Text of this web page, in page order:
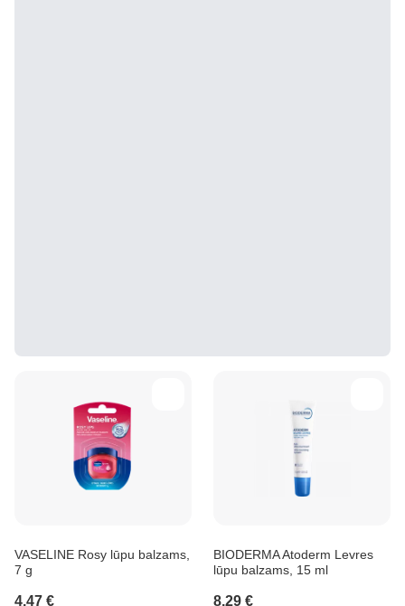
VASELINE Rosy lūpu balzams,
7 g
4.47 €
BIODERMA Atoderm Levres
lūpu balzams, 15 ml
8.29 €